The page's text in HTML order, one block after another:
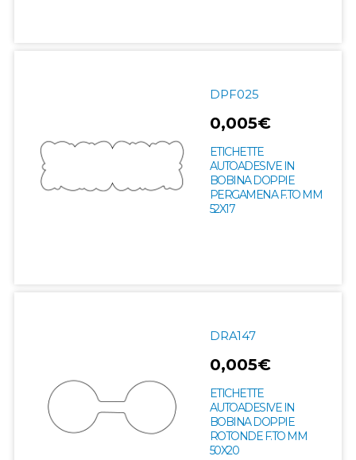
DPF025
0,005€
ETICHETTE
AUTOADESIVE IN
BOBINA DOPPIE
PERGAMENA F.TO MM
52X17
DRA147
0,005€
ETICHETTE
AUTOADESIVE IN
BOBINA DOPPIE
ROTONDE F.TO MM
50X20